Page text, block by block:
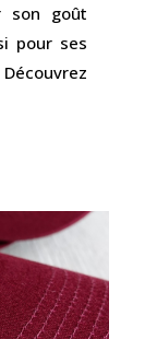
son goût
pour ses